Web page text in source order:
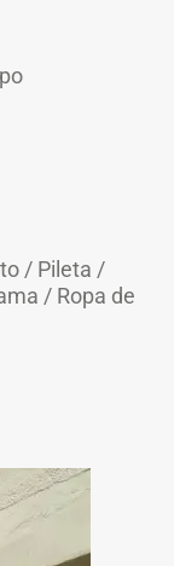
/ Pileta /
/ Ropa de